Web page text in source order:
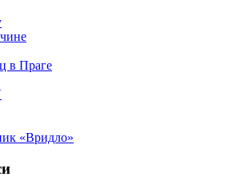
в Праге
«Вридло»